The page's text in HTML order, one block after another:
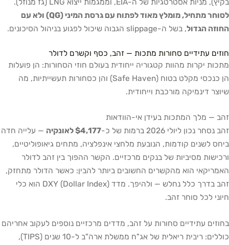
בקיץ), מניות אסטרטגיות של ה-EIA, וממגמות ייצוא LNG (גז מנוזל).
לסוחר מתחיל, מומלץ מאוד לפתוח עם גרסת המיני (QG) ולא עם
החוזה הגדול, בשל ה-slippage הגבוה שיכול לפגוע בניהול הסיכונים.
חוזים עתידיים סחורות מתכות — זהב, כסף וקשרם לדולר
מתכות יקרות מהוות קטגוריה ייחודית בעולם חוזי הסחורות: הן פועלות
הן כנכסי מקלט בטוח (Safe Haven) והן כסחורות תעשייתיות, מה
שיוצר דינמיקה מורכבת וייחודית.
זהב — מלך המתכות בעידן אי-הוודאות
זהב נסחר נכון ליולי 2026 ברמות של כ-
$4,177 לאונקיה
— עלייה חדה
ביחס לשנים קודמות, הנובעת מלחצי אינפלציה, מתחים גיאופוליטיים,
ורכישות מסיביות של בנקים מרכזיים. הקשר ההפוך בין זהב לדולר
האמריקאי הוא מהקשרים החשובים ביותר להבין: כאשר הדולר מתחזק,
זהב בדרך כלל נחלש — ולהיפך. מדד DXY (Dollar Index) הוא כלי
חיוני לכל סוחר זהב.
בחוזים עתידיים סחורות על זהב, מדדים מרכזיים נוספים לעקוב אחריהם
כוללים: ריבית ריאלית של אג"ח ממשלת ארה"ב ל-10 שנים (TIPS),